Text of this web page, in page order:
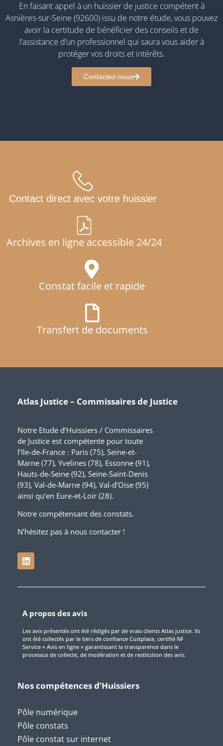
En faisant appel à un huissier de justice compétent à
Asnières-sur-Seine (92600) issu de notre étude, vous pouvez
avoir la certitude de bénéficier des conseils et de
l’assistance d’un professionnel qui saura vous aider à
protéger vos droits et intérêts.
Contactez-nous
Contact direct avec votre huissier
Archives en ligne accessible 24/24
Constat facile et rapide
Transfert de documents
Atlas Justice – Commissaires de Justice
Notre Etude d’Huissiers / Commissaires
de Justice est compétente pour toute
l’Ile-de-France : Paris (75), Seine-et-
Marne (77), Yvelines (78), Essonne (91),
Hauts-de-Seine (92), Seine-Saint-Denis
(93), Val-de-Marne (94), Val-d’Oise (95)
ainsi qu’en Eure-et-Loir (28).
Notre compétensant des constats.
N’hésitez pas à nous contacter !
A propos des avis
Les avis présentés ont été rédigés par de vrais clients Atlas justice. Ils
ont été collectés par le tiers de confiance Custplace, certifié NF
Service « Avis en ligne » garantissant la transparence dans le
processus de collecte, de modération et de restitution des avis.
Nos compétences d’Huissiers
Pôle numérique
Pôle constats
Pôle constat sur internet